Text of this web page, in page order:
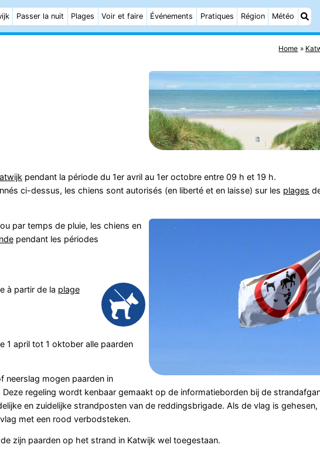
Passer la nuit Plages Voir et faire Événements Pratiques Région Météo
Home
pendant la période du 1er avril au 1er octobre entre 09 h et 19 h.
ci-dessus, les chiens sont autorisés (en liberté et en laisse) sur les plages
par temps de pluie, les chiens en
pendant les périodes
à partir de la plage
1 april tot 1 oktober alle paarden
neerslag mogen paarden in
regeling wordt kenbaar gemaakt op de informatieborden bij de
en zuidelijke strandposten van de reddingsbrigade. Als de vlag is gehesen,
met een rood verbodsteken.
zijn paarden op het strand in Katwijk wel toegestaan.